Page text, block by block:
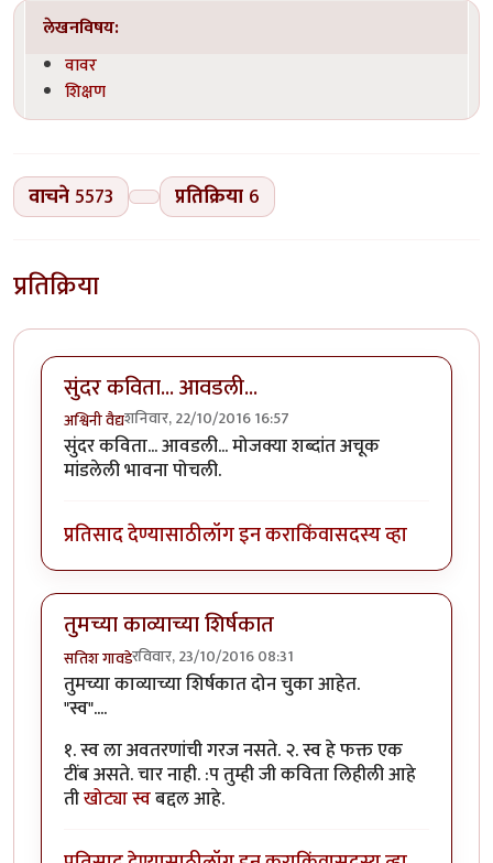
लेखनविषय:
वावर
शिक्षण
वाचने5573 प्रतिक्रिया 6
प्रतिक्रिया
सुंदर कविता... आवडली...
अश्विनी वैद्यशनिवार, 22/10/2016 16:57
सुंदर कविता... आवडली... मोजक्या शब्दांत अचूक
मांडलेली भावना पोचली.
प्रतिसाद देण्यासाठीलॉग इन कराकिंवासदस्य व्हा
तुमच्या काव्याच्या शिर्षकात
सतिश गावडेरविवार, 23/10/2016 08:31
तुमच्या काव्याच्या शिर्षकात दोन चुका आहेत.
"स्व"....
१. स्व ला अवतरणांची गरज नसते. २. स्व हे फक्त एक
टींब असते. चार नाही. :प तुम्ही जी कविता लिहीली आहे
तीखोट्या स्वबद्दल आहे.